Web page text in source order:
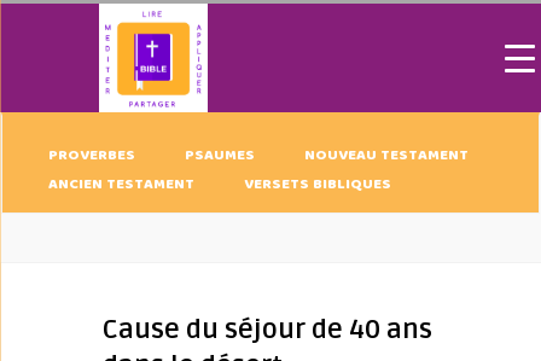
PROVERBES PSAUMES
NOUVEAU TESTAMENT
ANCIEN TESTAMENT
VERSETS BIBLIQUES
Cause du séjour de 40 ans